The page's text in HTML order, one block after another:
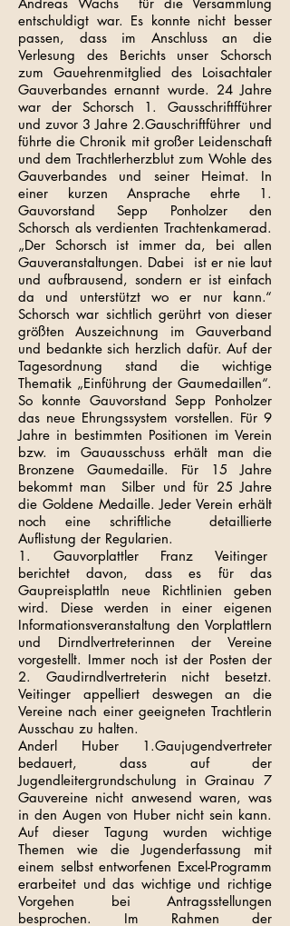
entschuldigt war. Es konnte nicht besser
passen, dass im Anschluss an die
Verlesung des Berichts unser Schorsch
zum Gauehrenmitglied des Loisachtaler
Gauverbandes ernannt wurde. 24 Jahre
war der Schorsch 1. Gausschriftfführer
und zuvor 3 Jahre 2.Gauschriftführer und
führte die Chronik mit großer Leidenschaft
und dem Trachtlerherzblut zum Wohle des
Gauverbandes und seiner Heimat. In
einer kurzen Ansprache ehrte 1.
Gauvorstand Sepp Ponholzer den
Schorsch als verdienten Trachtenkamerad.
„Der Schorsch ist immer da, bei allen
Gauveranstaltungen. Dabei ist er nie laut
und aufbrausend, sondern er ist einfach
da und unterstützt wo er nur kann.“
Schorsch war sichtlich gerührt von dieser
größten Auszeichnung im Gauverband
und bedankte sich herzlich dafür. Auf der
Tagesordnung stand die wichtige
Thematik „Einführung der Gaumedaillen“.
So konnte Gauvorstand Sepp Ponholzer
das neue Ehrungssystem vorstellen. Für 9
Jahre in bestimmten Positionen im Verein
bzw. im Gauausschuss erhält man die
Bronzene Gaumedaille. Für 15 Jahre
bekommt man Silber und für 25 Jahre
die Goldene Medaille. Jeder Verein erhält
noch eine schriftliche detaillierte
Auflistung der Regularien.
1. Gauvorplattler Franz Veitinger
berichtet davon, dass es für das
Gaupreisplattln neue Richtlinien geben
wird. Diese werden in einer eigenen
Informationsveranstaltung den Vorplattlern
und Dirndlvertreterinnen der Vereine
vorgestellt. Immer noch ist der Posten der
2. Gaudirndlvertreterin nicht besetzt.
Veitinger appelliert deswegen an die
Vereine nach einer geeigneten Trachtlerin
Ausschau zu halten.
Anderl Huber 1.Gaujugendvertreter
bedauert, dass auf der
Jugendleitergrundschulung in Grainau 7
Gauvereine nicht anwesend waren, was
in den Augen von Huber nicht sein kann.
Auf dieser Tagung wurden wichtige
Themen wie die Jugenderfassung mit
einem selbst entworfenen Excel-Programm
erarbeitet und das wichtige und richtige
Vorgehen bei Antragsstellungen
besprochen. Im Rahmen der